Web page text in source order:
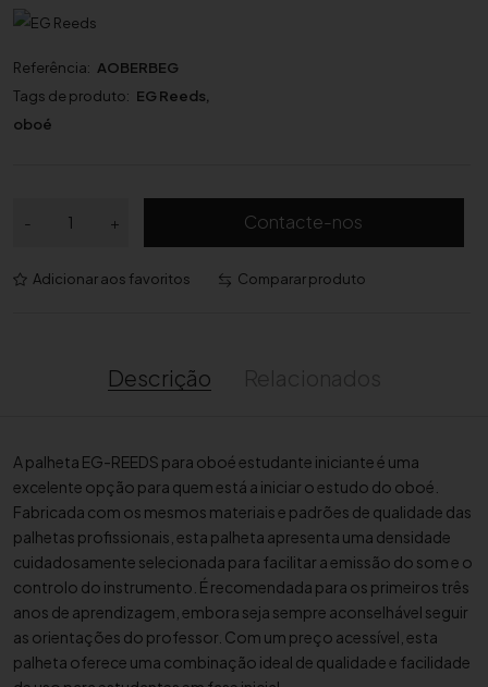
Referência: AOBERBEG
Tags de produto: EG Reeds
oboé
-
n
d
e
P
a
a
+ Contacte-nos
Adicionar aos favoritos Comparar produto
Descrição
A palheta EG-REEDS para oboé estudante inicianteé uma
excelente opção para quem está a iniciar o estudo do oboé.
Fabricada com os mesmos materiais e padrões de qualidade das
palhetas profissionais, esta palheta apresenta uma densidade
cuidadosamente selecionada para facilitar a emissão do som e o
controlo do instrumento. É recomendada para os primeiros três
anos de aprendizagem, embora seja sempre aconselhável seguir
as orientações do professor. Com um preço acessível, esta
palheta oferece uma combinação ideal de qualidade e facilidade